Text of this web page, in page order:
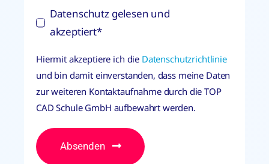
Datenschutz gelesen und
akzeptiert*
Hiermit akzeptiere ich die Datenschutzrichtlinie
und bin damit einverstanden, dass meine Daten
zur weiteren Kontaktaufnahme durch die TOP
CAD Schule GmbH aufbewahrt werden.
Absenden